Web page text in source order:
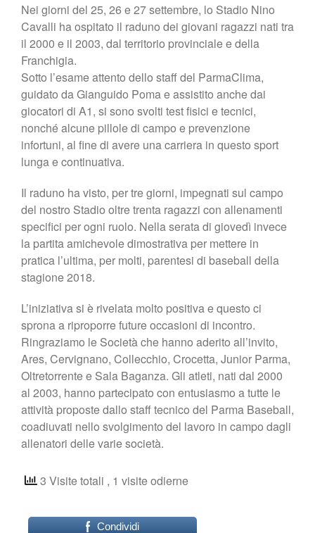
Shop
Nei giorni del 25, 26 e 27 settembre, lo Stadio Nino
Cavalli ha ospitato il raduno dei giovani ragazzi nati tra
il 2000 e il 2003, dal territorio provinciale e della
Franchigia.
Sotto l’esame attento dello staff del ParmaClima,
guidato da Gianguido Poma e assistito anche dai
giocatori di A1, si sono svolti test fisici e tecnici,
nonché alcune pillole di campo e prevenzione
infortuni, al fine di avere una carriera in questo sport
lunga e continuativa.
Il raduno ha visto, per tre giorni, impegnati sul campo
del nostro Stadio oltre trenta ragazzi con allenamenti
specifici per ogni ruolo. Nella serata di giovedì invece
la partita amichevole dimostrativa per mettere in
pratica l’ultima, per molti, parentesi di baseball della
stagione 2018.
L’iniziativa si è rivelata molto positiva e questo ci
sprona a riproporre future occasioni di incontro.
Ringraziamo le Società che hanno aderito all’invito,
Ares, Cervignano, Collecchio, Crocetta, Junior Parma,
Oltretorrente e Sala Baganza. Gli atleti, nati dal 2000
al 2003, hanno partecipato con entusiasmo a tutte le
attività proposte dallo staff tecnico del Parma Baseball,
coadiuvati nello svolgimento del lavoro in campo dagli
allenatori delle varie società.
3 Visite totali , 1 visite odierne
Condividi